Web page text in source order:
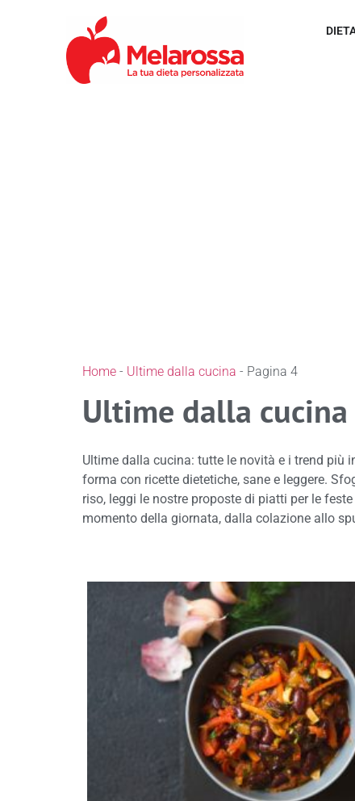
Home - Ultime dalla cucina - Pagina 4
Ultime dalla cucina
Ultime dalla cucina: tutte le novità e i trend più
forma con ricette dietetiche, sane e leggere.
riso, leggi le nostre proposte di piatti per le
momento della giornata, dalla colazione allo